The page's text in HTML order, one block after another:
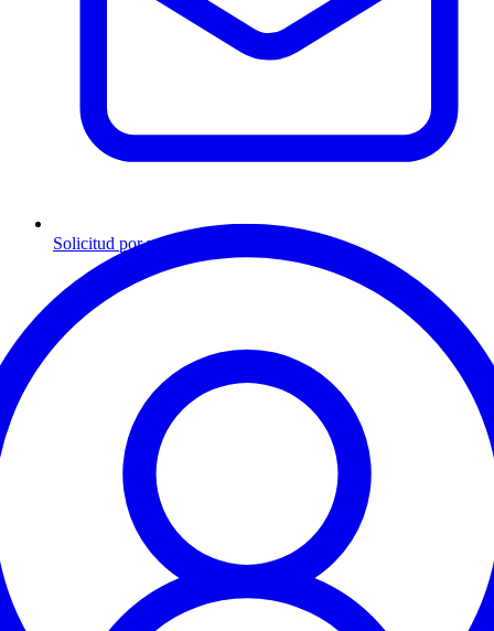
Solicitud por mensaje